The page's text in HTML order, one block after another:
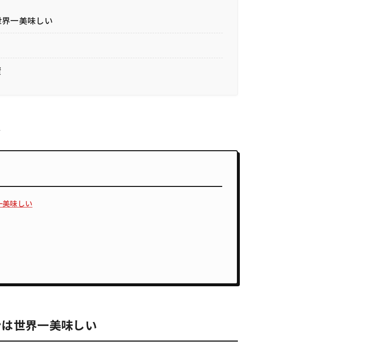
一美味しい
味しい
世界一美味しい